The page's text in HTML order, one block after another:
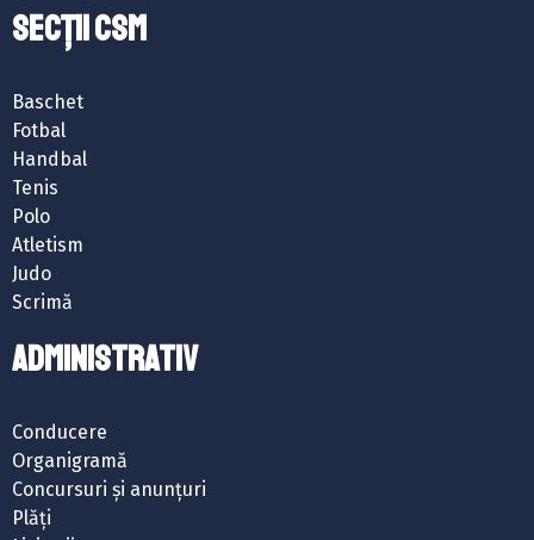
SECȚII CSM
Baschet
Fotbal
Handbal
Tenis
Polo
Atletism
Judo
Scrimă
ADMINISTRATIV
Conducere
Organigramă
Concursuri și anunțuri
Plăți